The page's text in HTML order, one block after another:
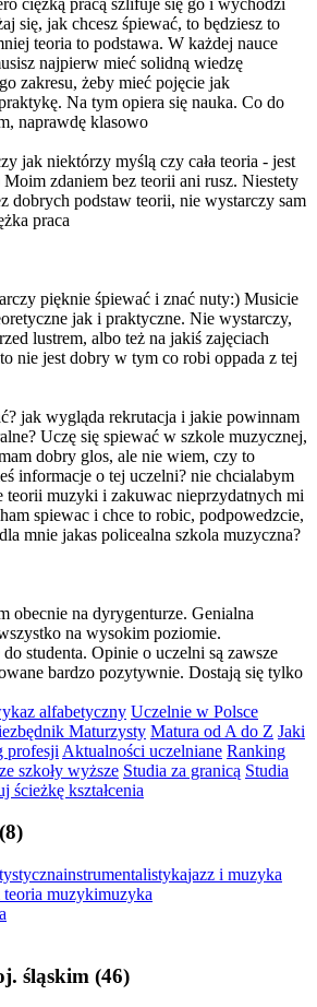
się, jak chcesz śpiewać, to będziesz to
teoria to podstawa. W każdej nauce
najpierw mieć solidną wiedzę
zakresu, żeby mieć pojęcie jak
Na tym opiera się nauka. Co do
naprawdę klasowo
jak niektórzy myślą czy cała teoria - jest
zdaniem bez teorii ani rusz. Niestety
dobrych podstaw teorii, nie wystarczy sam
praca
pięknie śpiewać i znać nuty:) Musicie
jak i praktyczne. Nie wystarczy,
lustrem, albo też na jakiś zajęciach
nie jest dobry w tym co robi oppada z tej
jak wygląda rekrutacja i jakie powinnam
Uczę się spiewać w szkole muzycznej,
dobry glos, ale nie wiem, czy to
informacje o tej uczelni? nie chcialabym
teorii muzyki i zakuwac nieprzydatnych mi
spiewac i chce to robic, podpowedzcie,
mnie jakas policealna szkola muzyczna?
obecnie na dyrygenturze. Genialna
na wysokim poziomie.
studenta. Opinie o uczelni są zawsze
bardzo pozytywnie. Dostają się tylko
alfabetyczny Uczelnie w Polsce
Maturzysty Matura od A do Z Jaki
profesji Aktualności uczelniane Ranking
szkoły wyższe Studia za granicą Studia
ścieżkę kształcenia
instrumentalistykajazz i muzyka
muzykimuzyka
śląskim (46)